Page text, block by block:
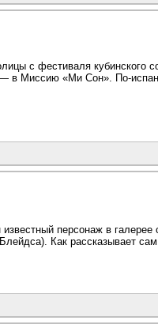
с фестиваля
Миссию «Ми Сон». По-
персонаж в
Как рассказывает